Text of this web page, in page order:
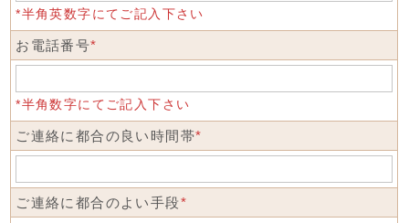
*半角英数字にてご記入下さい
お電話番号*
*半角数字にてご記入下さい
ご連絡に都合の良い時間帯*
ご連絡に都合のよい手段*